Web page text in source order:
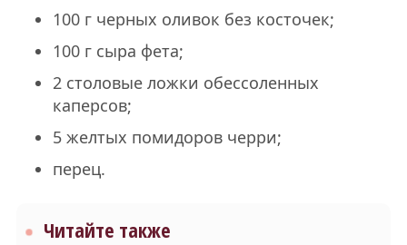
100 г черных оливок без косточек;
100 г сыра фета;
2 столовые ложки обессоленных
каперсов;
5 желтых помидоров черри;
перец.
Читайте также